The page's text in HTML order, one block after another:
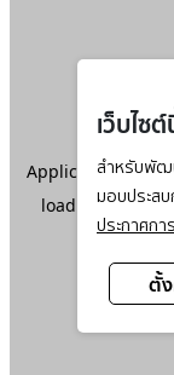
เว็บไซ
สำหรับพัฒ
มอบประส
ประกาศกา
ตั้
Application
loading